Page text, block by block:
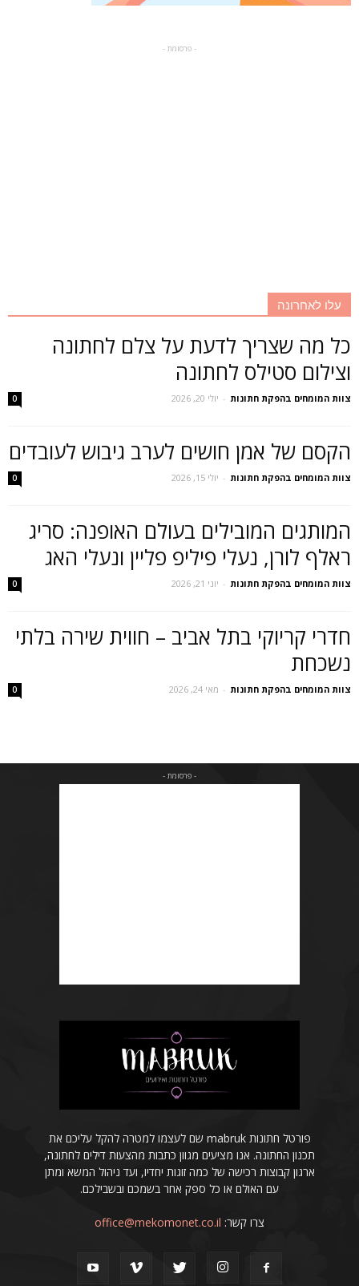
- פרסומת -
עלו לאחרונה
כל מה שצריך לדעת על צלם לחתונה
וצילום סטילס לחתונה
צוות המומחים בהפקת חתונות - יולי 20, 2026 0
הקסם של אמן חושים לערב גיבוש לעובדים
צוות המומחים בהפקת חתונות - יולי 15, 2026 0
המותגים המובילים בעולם האופנה: סריג
ראלף לורן, נעלי פיליפ פליין ונעלי האג
צוות המומחים בהפקת חתונות - יוני 21, 2026 0
חדרי קריוקי בתל אביב – חווית שירה בלתי
נשכחת
צוות המומחים בהפקת חתונות - מאי 24, 2026 0
- פרסומת -
פורטל חתונות mabruk שם לעצמו למטרה להקל עליכם את
תכנון החתונה. אנו מציעים מגוון כתבות מהצעות דילים לחתונה,
ארגון קבוצות רכישה של כמה זוגות יחדיו, ועד ניהול המשא ומתן
עם האולם או כל ספק אחר בשמכם ובשבילכם.
צרו קשר: office@mekomonet.co.il